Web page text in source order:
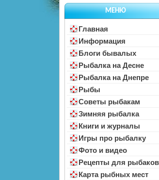
МЕНЮ
Главная
Информация
Блоги бывалых
Рыбалка на Десне
Рыбалка на Днепре
Рыбы
Советы рыбакам
Зимняя рыбалка
Книги и журналы
Игры про рыбалку
Фото и видео
Рецепты для рыбаков
Карта рыбных мест